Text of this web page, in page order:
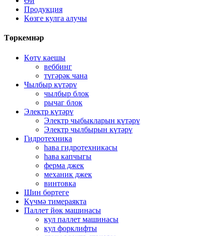
Продукция
Көзге кулга алучы
Төркемнәр
Көтү каешы
веббинг
түгәрәк чана
Чылбыр күтәрү
чылбыр блок
рычаг блок
Электр күтәрү
Электр чыбыкларын күтәрү
Электр чылбырын күтәрү
Гидротехника
һава гидротехникасы
һава капчыгы
ферма джек
механик джек
винтовка
Шин бөртеге
Күчмә тимераякта
Паллет йөк машинасы
кул паллет машинасы
кул форклифты